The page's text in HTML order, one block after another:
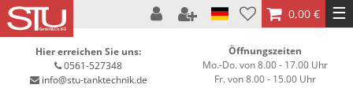
0,00 € ☰
Hier erreichen Sie uns:
0561-527348
info@stu-tanktechnik.de
Öffnungszeiten
Mo.-Do. von 8.00 - 17.00 Uhr
Fr. von 8.00 - 15.00 Uhr